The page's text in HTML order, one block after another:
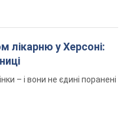
лікарню у Херсоні:
– і вони не єдині поранені